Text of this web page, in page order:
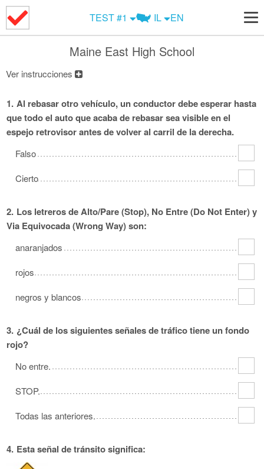
TEST #1 IL EN
Señales de Tránsito
English
Alaska
California
Florida
Georgia
Hawaii
Idaho
Illinois
Indiana
Iowa
Maryland
Minnesota
Mississippi
Missouri
Montana
Nebraska
Nevada
New Jersey
New York
Oklahoma
Oregon
Pennsylvania
Rhode Island
South Carolina
South Dakota
Vermont
Virginia
Washington
West Virginia
Examen de Manejo DMV #7
Examen de Manejo DMV #8
Examen de Manejo DMV #9
Examen de Manejo DMV #10
Examen de Manejo DMV #11
Examen de Manejo DMV #12
Examen de Manejo DMV #13
Examen de Manejo DMV #14
Señales de tránsito
Examen de señales de tránsito
Maine East High School
Ver instrucciones
1. Al rebasar otro vehículo, un conductor debe esperar hasta
que todo el auto que acaba de rebasar sea visible en el
espejo retrovisor antes de volver al carril de la derecha.
Falso
Cierto
2. Los letreros de Alto/Pare (Stop), No Entre (Do Not Enter) y
Via Equivocada (Wrong Way) son:
anaranjados
rojos
negros y blancos
3. ¿Cuál de los siguientes señales de tráfico tiene un fondo
rojo?
No entre.
STOP.
Todas las anteriores.
4. Esta señal de tránsito significa: